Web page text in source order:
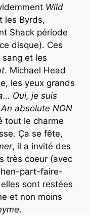
Wild
les Byrds,
Shack période
disque). Ces
sang et les
. Michael Head
les yeux grands
Oui, je suis
An absolute NON
tout le charme
Ça se fête,
, il a invité des
très coeur (avec
part-faire-
sont restées
et non moins
.